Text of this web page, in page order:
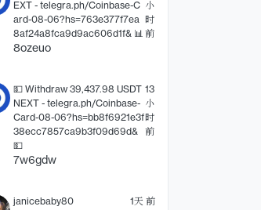
EXT - telegra.ph/Coinbase-C
ard-08-06?hs=763e377f7ea
8af24a8fca9d9ac606d1f& 📊
小
时
前
8ozeuo
💵 Withdraw 39,437.98 USDT
NEXT - telegra.ph/Coinbase-
Card-08-06?hs=bb8f6921e3f
38ecc7857ca9b3f09d69d&
💵
13
小
时
前
7w6gdw
janicebaby80 1天 前